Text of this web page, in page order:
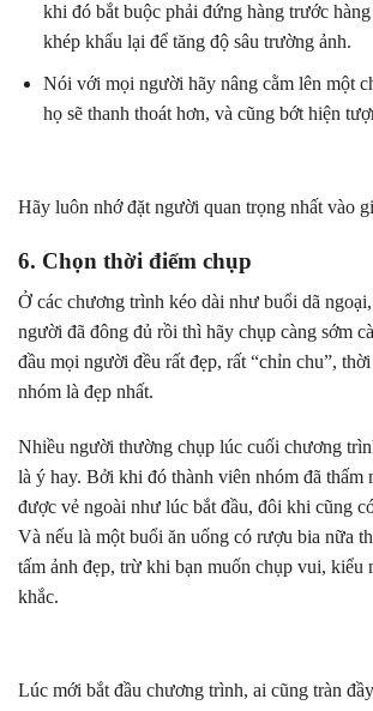
khi đó bắt buộc phải đứng hàng trước
khép khẩu lại để tăng độ sâu trường ảnh.
Nói với mọi người hãy nâng cằm lên một
họ sẽ thanh thoát hơn, và cũng bớt hiện
Hãy luôn nhớ đặt người quan trọng nhất vào
6. Chọn thời điểm chụp
Ở các chương trình kéo dài như buổi dã
người đã đông đủ rồi thì hãy chụp càng sớm
đầu mọi người đều rất đẹp, rất “chỉn chu”,
nhóm là đẹp nhất.
Nhiều người thường chụp lúc cuối chương
là ý hay. Bởi khi đó thành viên nhóm đã thấm
được vẻ ngoài như lúc bắt đầu, đôi khi cũng
Và nếu là một buổi ăn uống có rượu bia nữa
tấm ảnh đẹp, trừ khi bạn muốn chụp vui, kiểu
khắc.
Lúc mới bắt đầu chương trình, ai cũng tràn